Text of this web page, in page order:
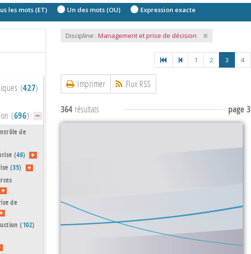
les mots (ET) Un des mots (OU) Expression exacte
(427)
(696)
de
(46)
(35)
de
(102)
Discipline : Management et prise de décision
1 2 3 4
Imprimer Flux RSS
364 résultats page 3